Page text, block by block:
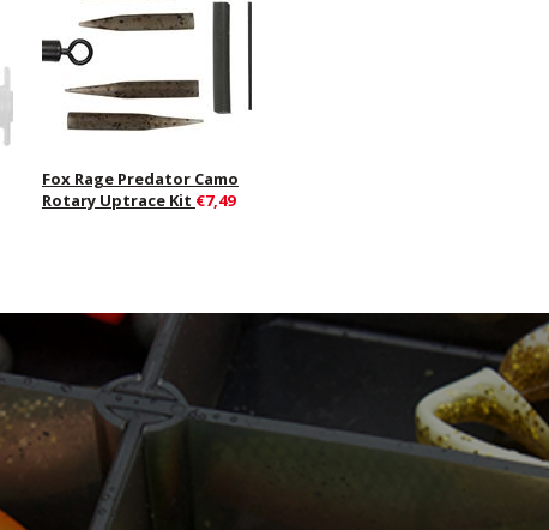
Fox Rage Predator Camo
Rotary Uptrace Kit €7,49